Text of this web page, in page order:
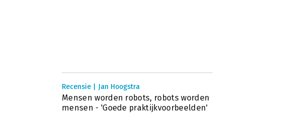
Recensie | Jan Hoogstra
Mensen worden robots, robots worden
mensen - 'Goede praktijkvoorbeelden'